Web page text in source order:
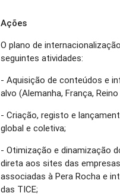
Ações
O plano de
seguintes atividades:
- Aquisição de conteúdos e
alvo (Alemanha, França,
- Criação, registo e
global e coletiva;
- Otimização e dinamização
direta aos sites das
associadas à Pera Rocha e
das TICE;